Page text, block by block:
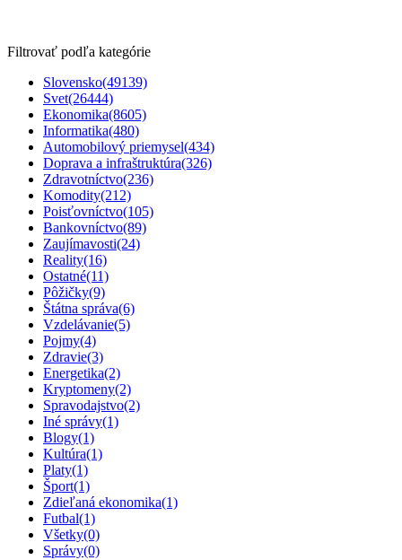
Filtrovať podľa kategórie
Slovensko(49139)
Svet(26444)
Ekonomika(8605)
Informatika(480)
Automobilový priemysel(434)
Doprava a infraštruktúra(326)
Zdravotníctvo(236)
Komodity(212)
Poisťovníctvo(105)
Bankovníctvo(89)
Zaujímavosti(24)
Reality(16)
Ostatné(11)
Pôžičky(9)
Štátna správa(6)
Vzdelávanie(5)
Pojmy(4)
Zdravie(3)
Energetika(2)
Kryptomeny(2)
Spravodajstvo(2)
Iné správy(1)
Blogy(1)
Kultúra(1)
Platy(1)
Šport(1)
Zdieľaná ekonomika(1)
Futbal(1)
Všetky(0)
Správy(0)